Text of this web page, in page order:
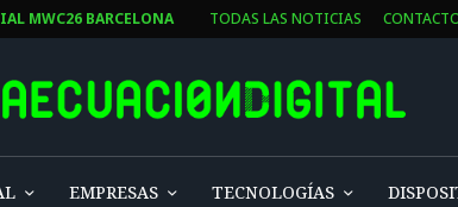
MWC26 BARCELONA TODAS LAS NOTICIAS
EMPRESAS TECNOLOGÍAS